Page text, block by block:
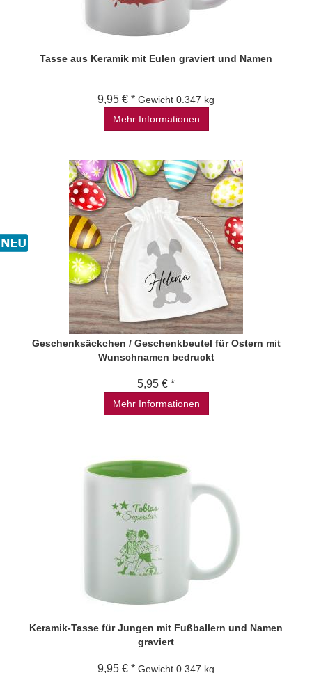
Tasse aus Keramik mit Eulen graviert und Namen
9,95 € * Gewicht 0.347 kg
Mehr Informationen
Geschenksäckchen / Geschenkbeutel für Ostern mit
Wunschnamen bedruckt
5,95 € *
Mehr Informationen
Keramik-Tasse für Jungen mit Fußballern und Namen
graviert
9,95 € * Gewicht 0.347 kg